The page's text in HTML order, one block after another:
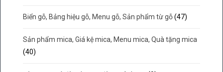
Biển gỗ, Bảng hiệu gỗ, Menu gỗ, Sản phẩm từ gỗ (47)
Sản phẩm mica, Giá kệ mica, Menu mica, Quà tặng mica
(40)